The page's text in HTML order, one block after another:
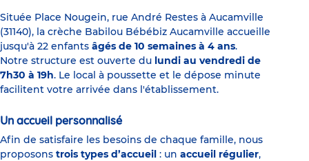
Située Place Nougein, rue André Restes à Aucamville
(31140), la crèche Babilou Bébébiz Aucamville accueille
jusqu'à 22 enfants âgés de 10 semaines à 4 ans.
Notre structure est ouverte du lundi au vendredi de
7h30 à 19h. Le local à poussette et le dépose minute
facilitent votre arrivée dans l'établissement.
Un accueil personnalisé
Afin de satisfaire les besoins de chaque famille, nous
proposons trois types d’accueil : un accueil régulier,